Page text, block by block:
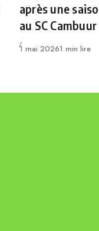
après une
au SC Cambuur
Publié
1 mai 20261 min lire